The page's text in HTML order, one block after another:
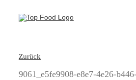
Inhalt
Zurück
9061_e5fe9908-e8e7-4e26-